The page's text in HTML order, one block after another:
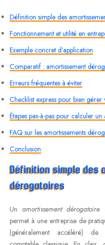
Définition simple des
Fonctionnement et utilité en
Exemple concret d’application
Comparatif : amortissement
Erreurs fréquentes à éviter
Checklist express pour bien
Étapes pas-à-pas pour calculer
FAQ sur les amortissements
Conclusion
Définition simple des
dérogatoires
Un amortissement dérogatoire
permet à une entreprise de
(généralement accéléré) de